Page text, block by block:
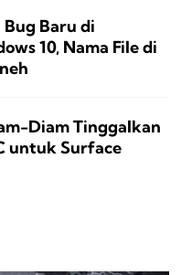
Baru di
10, Nama File di
Diam Tinggalkan
untuk Surface